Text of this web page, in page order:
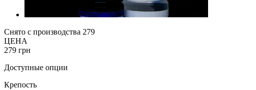
Снято с производства 279
ЦЕНА
279 грн
Доступные опции
Крепость